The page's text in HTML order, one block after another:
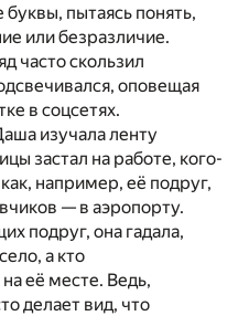
буквы, пытаясь понять,
или безразличие.
часто скользил
оповещая
в соцсетях.
изучала ленту
застал на работе, кого-
например, её подруг,
— в аэропорту.
подруг, она гадала,
а кто
её месте. Ведь,
делает вид, что